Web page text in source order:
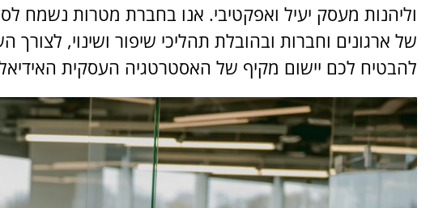
וליהנות מעסק יעיל ואפקטיבי. אנו בחברת מטרות נשמח
של ארגונים וחברות ובהובלת תהליכי שיפור ושינוי,
להבטיח לכם יישום מקיף של האסטרטגיה העסקית